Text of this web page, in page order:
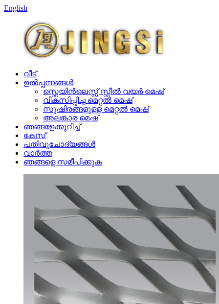
English
വീട്
ഉൽപ്പന്നങ്ങൾ
സ്റ്റെയിൻലെസ്സ് സ്റ്റീൽ വയർ മെഷ്
വികസിപ്പിച്ച മെറ്റൽ മെഷ്
സുഷിരങ്ങളുള്ള മെറ്റൽ മെഷ്
അലങ്കാര മെഷ്
ഞങ്ങളേക്കുറിച്ച്
കേസ്
പതിവുചോദ്യങ്ങൾ
വാർത്ത
ഞങ്ങളെ സമീപിക്കുക